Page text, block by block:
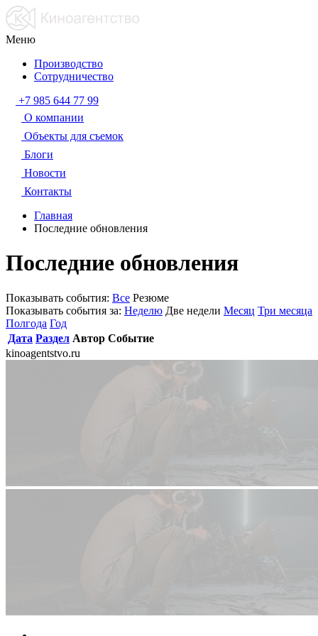
Меню
Производство
Сотрудничество
+7 985 644 77 99
О компании
Объекты для съемок
Блоги
Новости
Контакты
Главная
Последние обновления
Последние обновления
Показывать события: Все Резюме
Показывать события за: Неделю Две недели Месяц Три месяца
Полгода Год
Дата Раздел Автор Событие
kinoagentstvo.ru